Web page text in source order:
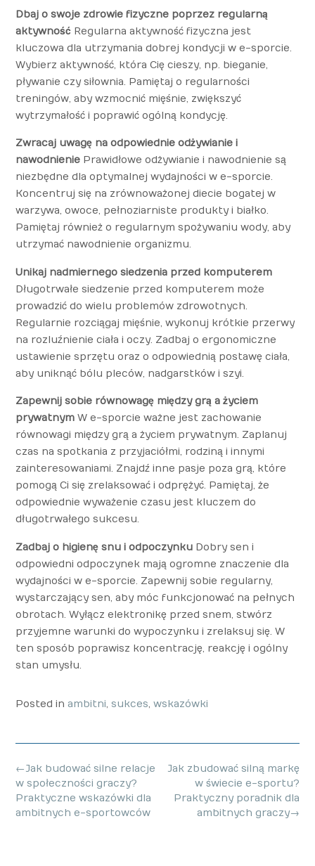
Dbaj o swoje zdrowie fizyczne poprzez regularną
aktywność Regularna aktywność fizyczna jest
kluczowa dla utrzymania dobrej kondycji w e-sporcie.
Wybierz aktywność, która Cię cieszy, np. bieganie,
pływanie czy siłownia. Pamiętaj o regularności
treningów, aby wzmocnić mięśnie, zwiększyć
wytrzymałość i poprawić ogólną kondycję.
Zwracaj uwagę na odpowiednie odżywianie i
nawodnienie Prawidłowe odżywianie i nawodnienie są
niezbędne dla optymalnej wydajności w e-sporcie.
Koncentruj się na zrównoważonej diecie bogatej w
warzywa, owoce, pełnoziarniste produkty i białko.
Pamiętaj również o regularnym spożywaniu wody, aby
utrzymać nawodnienie organizmu.
Unikaj nadmiernego siedzenia przed komputerem
Długotrwałe siedzenie przed komputerem może
prowadzić do wielu problemów zdrowotnych.
Regularnie rozciągaj mięśnie, wykonuj krótkie przerwy
na rozluźnienie ciała i oczy. Zadbaj o ergonomiczne
ustawienie sprzętu oraz o odpowiednią postawę ciała,
aby uniknąć bólu pleców, nadgarstków i szyi.
Zapewnij sobie równowagę między grą a życiem
prywatnym W e-sporcie ważne jest zachowanie
równowagi między grą a życiem prywatnym. Zaplanuj
czas na spotkania z przyjaciółmi, rodziną i innymi
zainteresowaniami. Znajdź inne pasje poza grą, które
pomogą Ci się zrelaksować i odprężyć. Pamiętaj, że
odpowiednie wyważenie czasu jest kluczem do
długotrwałego sukcesu.
Zadbaj o higienę snu i odpoczynku Dobry sen i
odpowiedni odpoczynek mają ogromne znaczenie dla
wydajności w e-sporcie. Zapewnij sobie regularny,
wystarczający sen, aby móc funkcjonować na pełnych
obrotach. Wyłącz elektronikę przed snem, stwórz
przyjemne warunki do wypoczynku i zrelaksuj się. W
ten sposób poprawisz koncentrację, reakcję i ogólny
stan umysłu.
Posted in ambitni, sukces, wskazówki
Post
navigation
Jak zbudować silną markę
w świecie e-sportu?
Praktyczny poradnik dla
ambitnych graczy→
←Jak budować silne relacje
w społeczności graczy?
Praktyczne wskazówki dla
ambitnych e-sportowców